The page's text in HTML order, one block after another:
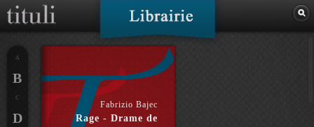
Fabrizio Bajec
Rage - Drame de
A
B
C
D